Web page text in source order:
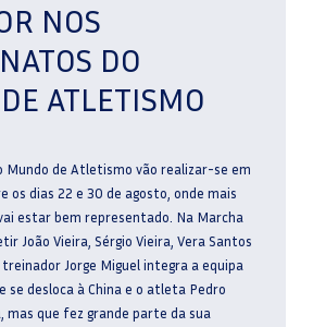
NOS
DO
ATLETISMO
Mundo de Atletismo vão realizar-se em
os dias 22 e 30 de agosto, onde mais
estar bem representado. Na Marcha
João Vieira, Sérgio Vieira, Vera Santos
Jorge Miguel integra a equipa
se desloca à China e o atleta Pedro
mas que fez grande parte da sua